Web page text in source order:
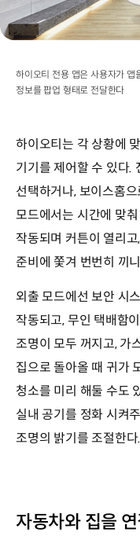
하이오티 전용 앱은 사용자가 앱
정보를 팝업 형태로 전달한다
하이오티는 각 상황에
기기를 제어할 수 있다.
선택하거나, 보이스홈
모드에서는 시간에 맞
작동되며 커튼이 열리
준비에 쫓겨 번번히 끼
외출 모드에선 보안 시
작동되고, 무인 택배함
조명이 모두 꺼지고, 가
집으로 돌아올 때 귀가
청소를 미리 해둘 수도
실내 공기를 정화 시켜
조명의 밝기를 조절한다.
자동차와 집을